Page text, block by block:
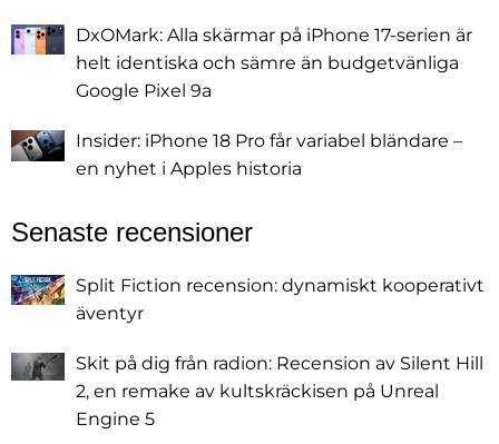
DxOMark: Alla skärmar på iPhone 17-serien är
helt identiska och sämre än budgetvänliga
Google Pixel 9a
Insider: iPhone 18 Pro får variabel bländare –
en nyhet i Apples historia
Senaste recensioner
Split Fiction recension: dynamiskt kooperativt
äventyr
Skit på dig från radion: Recension av Silent Hill
2, en remake av kultskräckisen på Unreal
Engine 5